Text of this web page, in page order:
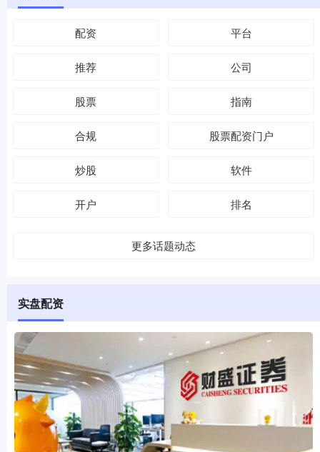
配资 平台
推荐 公司
股票 指南
合规 股票配资门户
炒股 软件
开户 排名
更多话题动态
实盘配资